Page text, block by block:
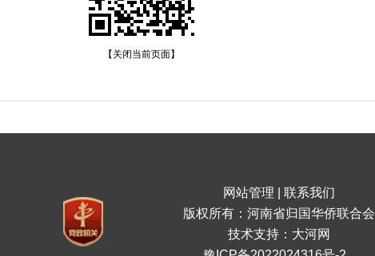
【关闭当前页面】
网站管理
联系我们
版权所有：河南省归国华侨联合会
技术支持： 大河网